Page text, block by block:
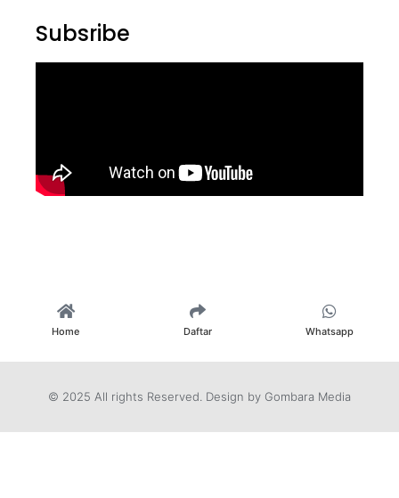
Subsribe
Home Daftar Whatsapp
© 2025 All rights Reserved. Design by Gombara Media